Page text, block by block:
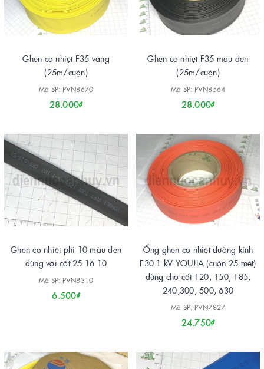
Ghen co nhiệt F35 vàng
(25m/cuộn)
Mã SP: PVN8670
28.000₫
Ghen co nhiệt F35 màu đen
(25m/cuộn)
Mã SP: PVN8564
28.000₫
Ghen co nhiệt phi 10 màu đen
dùng với cốt 25 16 10
Mã SP: PVN8310
6.500₫
Ống ghen co nhiệt đường kính
F30 1 kV YOUJIA (cuộn 25 mét)
dùng cho cốt 120, 150, 185,
240,300, 500, 630
Mã SP: PVN7827
24.750₫